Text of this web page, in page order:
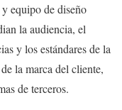
equipo de diseño
la audiencia, el
y los estándares de la
la marca del cliente,
de terceros.